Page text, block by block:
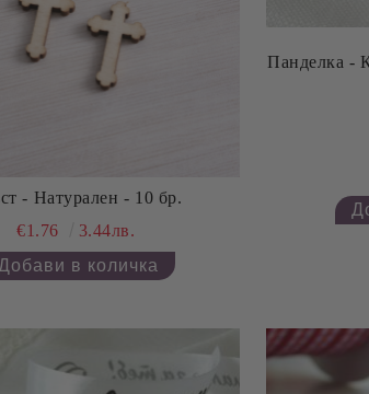
Кръст - Натурален - 10 бр.
€1.76
3.44лв.
Панделка - Кафяво и бяло каре - 0,60 см